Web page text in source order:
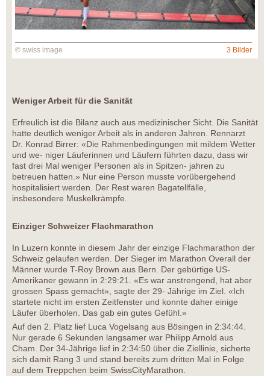
© swiss image 3 Bilder
Weniger Arbeit für die Sanität
Erfreulich ist die Bilanz auch aus medizinischer Sicht. Die Sanität
hatte deutlich weniger Arbeit als in anderen Jahren. Rennarzt
Dr. Konrad Birrer: «Die Rahmenbedingungen mit mildem Wetter
und we- niger Läuferinnen und Läufern führten dazu, dass wir
fast drei Mal weniger Personen als in Spitzen- jahren zu
betreuen hatten.» Nur eine Person musste vorübergehend
hospitalisiert werden. Der Rest waren Bagatellfälle,
insbesondere Muskelkrämpfe.
Einziger Schweizer Flachmarathon
In Luzern konnte in diesem Jahr der einzige Flachmarathon der
Schweiz gelaufen werden. Der Sieger im Marathon Overall der
Männer wurde T-Roy Brown aus Bern. Der gebürtige US-
Amerikaner gewann in 2:29:21. «Es war anstrengend, hat aber
grossen Spass gemacht», sagte der 29- Jährige im Ziel. «Ich
startete nicht im ersten Zeitfenster und konnte daher einige
Läufer überholen. Das gab ein gutes Gefühl.»
Auf den 2. Platz lief Luca Vogelsang aus Bösingen in 2:34:44.
Nur gerade 6 Sekunden langsamer war Philipp Arnold aus
Cham. Der 34-Jährige lief in 2:34:50 über die Ziellinie, sicherte
sich damit Rang 3 und stand bereits zum dritten Mal in Folge
auf dem Treppchen beim SwissCityMarathon.